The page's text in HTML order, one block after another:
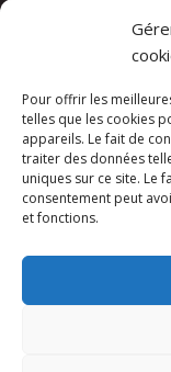
Pour offrir les
telles que les cookies
appareils. Le fait de
traiter des données
uniques sur ce site. Le
consentement peut
et fonctions.
Kuslac